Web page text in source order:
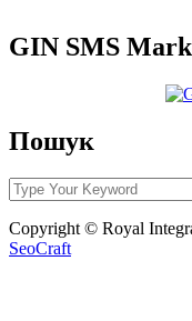
GIN SMS
Пошук
Copyright © Royal
SeoCraft